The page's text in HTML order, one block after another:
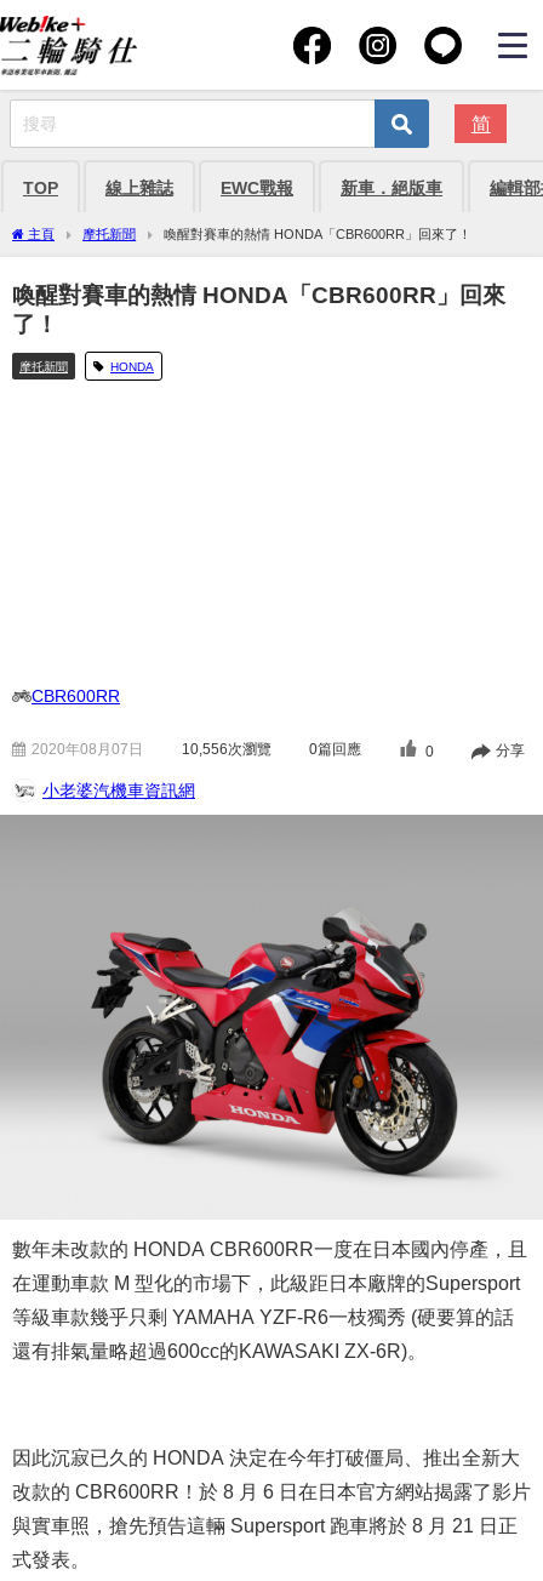
简
TOP 線上雜誌 EWC戰報 新車．絕版車 編輯
主頁 摩托新聞 喚醒對賽車的熱情 HONDA「CBR600RR」回來了！
喚醒對賽車的熱情 HONDA「CBR600RR」回來
了！
摩托新聞 HONDA
CBR600RR
2020年08月07日 10,556次瀏覽 0篇回應 0 分享
小老婆汽機車資訊網
數年未改款的 HONDA CBR600RR一度在日本國內停產，且
在運動車款 M 型化的市場下，此級距日本廠牌的Supersport
等級車款幾乎只剩 YAMAHA YZF-R6一枝獨秀 (硬要算的話
還有排氣量略超過600cc的KAWASAKI ZX-6R)。
因此沉寂已久的 HONDA 決定在今年打破僵局、推出全新大
改款的 CBR600RR！於 8 月 6 日在日本官方網站揭露了影片
與實車照，搶先預告這輛 Supersport 跑車將於 8 月 21 日正
式發表。